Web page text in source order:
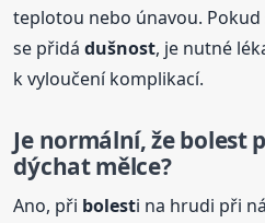
teplotou nebo únavou. Pokud
se přidádušnost, je nutné
k vyloučení komplikací.
Je normální, žebolest
dýchat mělce?
Ano, při bolesti na hrudi při